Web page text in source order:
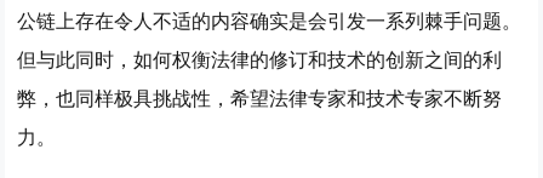
公链上存在令人不适的内容确实是会引发一系列棘手问题。
但与此同时，如何权衡法律的修订和技术的创新之间的利
弊，也同样极具挑战性，希望法律专家和技术专家不断努
力。